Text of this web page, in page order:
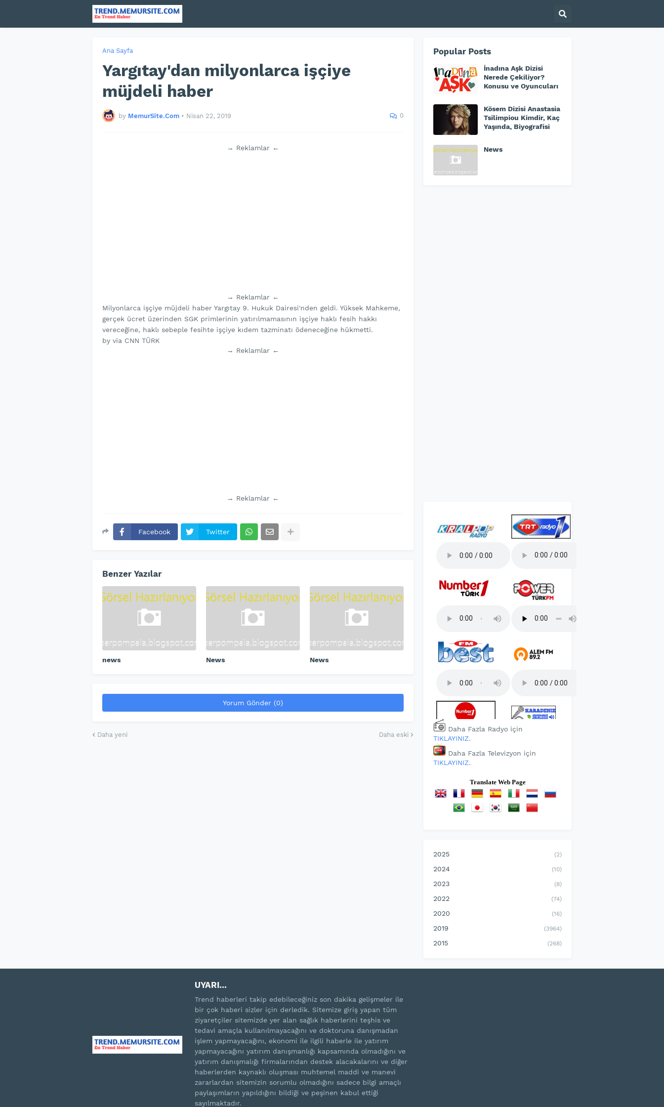
Ana Sayfa
Yargıtay'dan milyonlarca işçiye
müjdeli haber
by MemurSite.Com • Nisan 22, 2019 0
→ Reklamlar ←
→ Reklamlar ←
Milyonlarca işçiye müjdeli haber Yargıtay 9. Hukuk Dairesi'nden geldi. Yüksek Mahkeme,
gerçek ücret üzerinden SGK primlerinin yatırılmamasının işçiye haklı fesih hakkı
vereceğine, haklı sebeple fesihte işçiye kıdem tazminatı ödeneceğine hükmetti.
by via CNN TÜRK
→ Reklamlar ←
→ Reklamlar ←
Facebook Twitter
Benzer Yazılar
news News News
Yorum Gönder (0)
Daha yeni Daha eski
Popular Posts
İnadına Aşk Dizisi
Nerede Çekiliyor?
Konusu ve Oyuncuları
Kösem Dizisi Anastasia
Tsilimpiou Kimdir, Kaç
Yaşında, Biyografisi
News
Daha Fazla Radyo için
TIKLAYINIZ.
Daha Fazla Televizyon için
TIKLAYINIZ.
Translate Web Page
2025 (2)
2024 (10)
2023 (8)
2022 (74)
2020 (16)
2019 (3964)
2015 (268)
UYARI...
Trend haberleri takip edebileceğiniz son dakika gelişmeler ile
bir çok haberi sizler için derledik. Sitemize giriş yapan tüm
ziyaretçiler sitemizde yer alan sağlık haberlerini teşhis ve
tedavi amaçla kullanılmayacağını ve doktoruna danışmadan
işlem yapmayacağını, ekonomi ile ilgili haberle ile yatırım
yapmayacağını yatırım danışmanlığı kapsamında olmadığını ve
yatırım danışmalığı firmalarından destek alacakalarını ve diğer
haberlerden kaynaklı oluşması muhtemel maddi ve manevi
zararlardan sitemizin sorumlu olmadığını sadece bilgi amaçlı
paylaşımların yapıldığını bildiği ve peşinen kabul ettiği
sayılmaktadır.